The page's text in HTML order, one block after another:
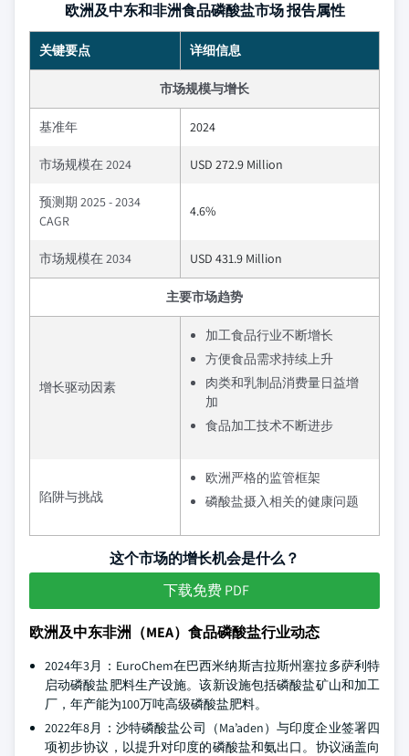
欧洲及中东和非洲食品磷酸盐市场 报告属性
关键要点 详细信息
市场规模与增长
基准年 2024
市场规模在 2024 USD 272.9 Million
预测期 2025 - 2034
CAGR
4.6%
市场规模在 2034 USD 431.9 Million
主要市场趋势
增长驱动因素
加工食品行业不断增长
方便食品需求持续上升
肉类和乳制品消费量日益增
加
食品加工技术不断进步
陷阱与挑战
欧洲严格的监管框架
磷酸盐摄入相关的健康问题
这个市场的增长机会是什么？
下载免费 PDF
欧洲及中东非洲（MEA）食品磷酸盐行业动态
2024年3月：EuroChem在巴西米纳斯吉拉斯州塞拉多萨利特
启动磷酸盐肥料生产设施。该新设施包括磷酸盐矿山和加工
厂，年产能为100万吨高级磷酸盐肥料。
2022年8月：沙特磷酸盐公司（Ma’aden）与印度企业签署四
项初步协议，以提升对印度的磷酸盐和氨出口。协议涵盖向